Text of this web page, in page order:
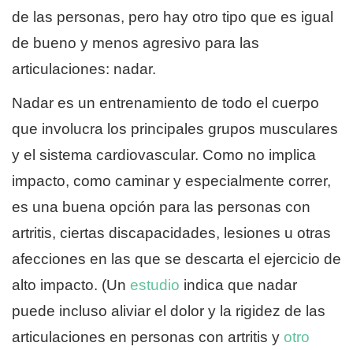
de las personas, pero hay otro tipo que es igual
de bueno y menos agresivo para las
articulaciones: nadar.
Nadar es un entrenamiento de todo el cuerpo
que involucra los principales grupos musculares
y el sistema cardiovascular. Como no implica
impacto, como caminar y especialmente correr,
es una buena opción para las personas con
artritis, ciertas discapacidades, lesiones u otras
afecciones en las que se descarta el ejercicio de
alto impacto. (Un estudio indica que nadar
puede incluso aliviar el dolor y la rigidez de las
articulaciones en personas con artritis y otro